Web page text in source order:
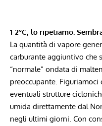
1-2°C, lo ripetiamo.
La quantità di vapore
carburante aggiuntivo che
“normale” ondata di
preoccupante.
eventuali strutture
umida direttamente dal
negli ultimi giorni. Con